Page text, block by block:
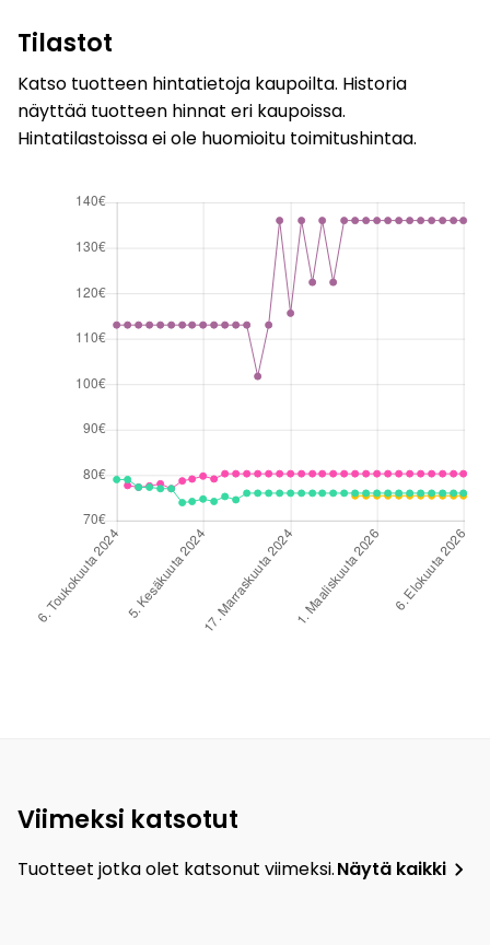
Tilastot
Katso tuotteen hintatietoja kaupoilta. Historia
näyttää tuotteen hinnat eri kaupoissa.
Hintatilastoissa ei ole huomioitu toimitushintaa.
Viimeksi katsotut
Tuotteet jotka olet katsonut viimeksi.Näytä kaikki